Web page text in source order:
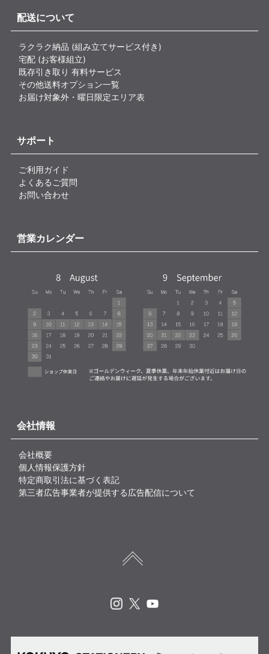
配送について
ラクラク納品 (組み立てサービス付き)
宅配 (お客様組立)
既存引き取り 有料サービス
その他送料オプション一覧
お届け対象外・曜日限定エリア表
サポート
ご利用ガイド
よくあるご質問
お問い合わせ
営業カレンダー
会社情報
会社概要
個人情報保護方針
特定商取引法に基づく表記
第三者広告事業者が提供する広告配信について